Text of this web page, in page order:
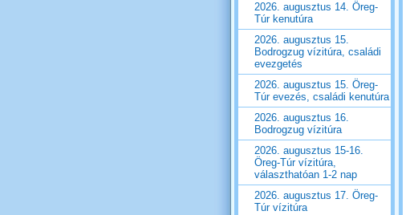
2026. augusztus 14. Öreg-
Túr kenutúra
2026. augusztus 15.
Bodrogzug vízitúra, családi
evezgetés
2026. augusztus 15. Öreg-
Túr evezés, családi kenutúra
2026. augusztus 16.
Bodrogzug vízitúra
2026. augusztus 15-16.
Öreg-Túr vízitúra,
választhatóan 1-2 nap
2026. augusztus 17. Öreg-
Túr vízitúra